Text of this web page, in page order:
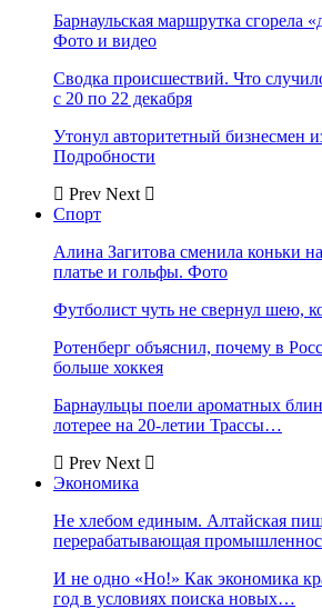
Барнаульская маршрутка сгорела
Фото и видео
Сводка происшествий. Что
с 20 по 22 декабря
Утонул авторитетный бизнесмен
Подробности
Prev Next
Спорт
Алина Загитова сменила коньки
платье и гольфы. Фото
Футболист чуть не свернул шею,
Ротенберг объяснил, почему в
больше хоккея
Барнаульцы поели ароматных
лотерее на 20-летии Трассы…
Prev Next
Экономика
Не хлебом единым. Алтайская
перерабатывающая
И не одно «Но!» Как экономика
год в условиях поиска новых…